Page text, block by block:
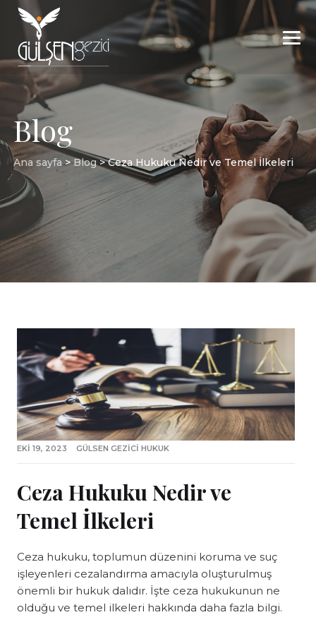
Blog
Ana sayfa >Blog >Ceza Hukuku Nedir ve Temel İlkeleri
EKI 19, 2023 GÜLSEN GEZICI HUKUK
Ceza Hukuku Nedir ve
Temel İlkeleri
Ceza hukuku, toplumun düzenini koruma ve suç
işleyenleri cezalandırma amacıyla oluşturulmuş
önemli bir hukuk dalıdır. İşte ceza hukukunun ne
olduğu ve temel ilkeleri hakkında daha fazla bilgi.